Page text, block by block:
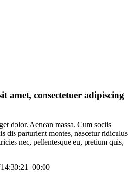
amet, consectetuer adipiscing
dolor. Aenean massa. Cum sociis
dis parturient montes, nascetur ridiculus
nec, pellentesque eu, pretium quis,